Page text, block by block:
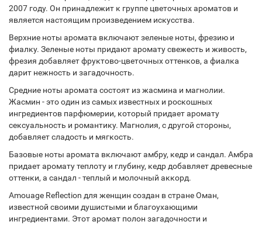
2007 году. Он принадлежит к группе цветочных ароматов и
является настоящим произведением искусства.
Верхние ноты аромата включают зеленые ноты, фрезию и
фиалку. Зеленые ноты придают аромату свежесть и живость,
фрезия добавляет фруктово-цветочных оттенков, а фиалка
дарит нежность и загадочность.
Средние ноты аромата состоят из жасмина и магнолии.
Жасмин - это один из самых известных и роскошных
ингредиентов парфюмерии, который придает аромату
сексуальность и романтику. Магнолия, с другой стороны,
добавляет сладость и мягкость.
Базовые ноты аромата включают амбру, кедр и сандал. Амбра
придает аромату теплоту и глубину, кедр добавляет древесные
оттенки, а сандал - теплый и молочный аккорд.
Amouage Reflection для женщин создан в стране Оман,
известной своими душистыми и благоухающими
ингредиентами. Этот аромат полон загадочности и